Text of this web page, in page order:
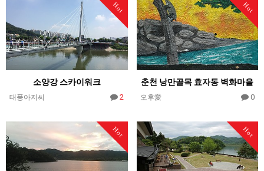
Hot
소양강 스카이워크
태풍아저씨 2
Hot
춘천 낭만골목 효자동 벽화마을
오후愛 0
Hot Hot